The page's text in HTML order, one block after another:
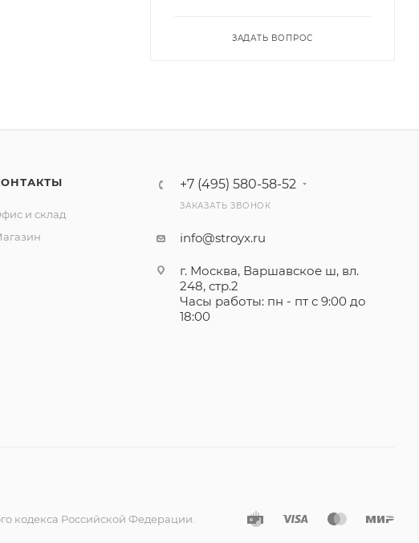
ЗАДАТЬ ВОПРОС
и склад
+7 (495) 580-58-52
ЗАКАЗАТЬ ЗВОНОК
info@stroyx.ru
г. Москва, Варшавское ш, вл.
248, стр.2
Часы работы: пн - пт с 9:00 до
18:00
кодекса Российской Федерации.